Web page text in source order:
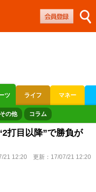
ツ ライフ マネー
その他 コラム
打目以降”で勝負が
21 12:20 更新： 17/07/21 12:20